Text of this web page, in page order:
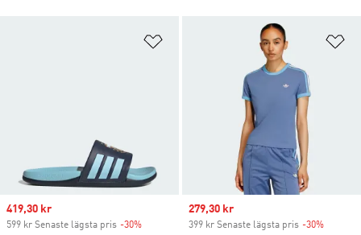
Lägg till på önskelistan
Sale price
419,30 kr
599 kr Senaste lägsta pris -30%
Sale price
279,30 kr
399 kr Senaste lägsta pris -30%